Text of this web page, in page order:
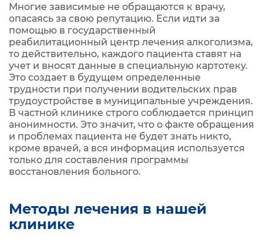
Многие зависимые не обращаются к врачу,
опасаясь за свою репутацию. Если идти за
помощью в государственный
реабилитационный центр лечения алкоголизма,
то действительно, каждого пациента ставят на
учет и вносят данные в специальную картотеку.
Это создает в будущем определенные
трудности при получении водительских прав
трудоустройстве в муниципальные учреждения.
В частной клинике строго соблюдается принцип
анонимности. Это значит, что о факте обращения
и проблемах пациента не будет знать никто,
кроме врачей, а вся информация используется
только для составления программы
восстановления больного.
Методы лечения в нашей
клинике